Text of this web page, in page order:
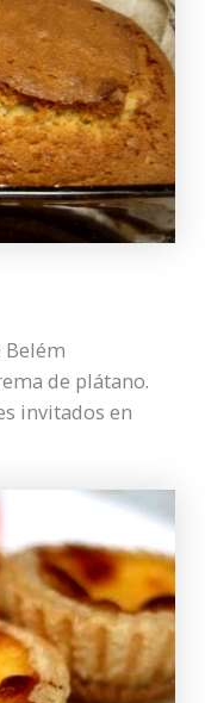
Belém
de plátano.
invitados en